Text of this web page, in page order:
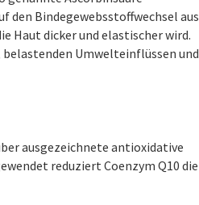
den Bindegewebsstoffwechsel aus
Haut dicker und elastischer wird.
Umwelteinflüssen und
ausgezeichnete antioxidative
reduziert Coenzym Q10 die